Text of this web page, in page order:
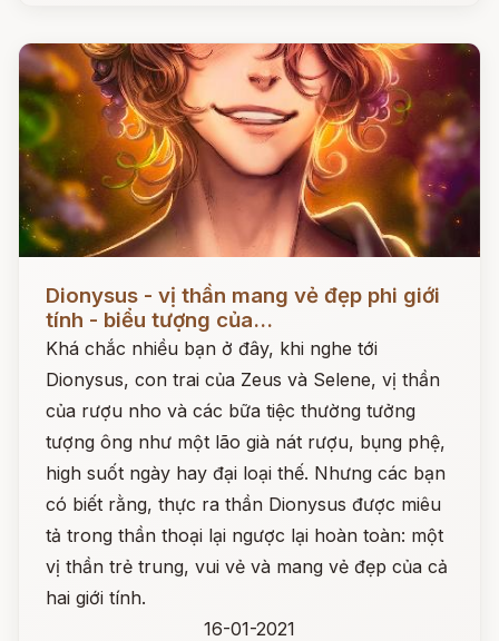
Dionysus - vị thần mang vẻ đẹp phi giới
tính - biểu tượng của...
Khá chắc nhiều bạn ở đây, khi nghe tới
Dionysus, con trai của Zeus và Selene, vị thần
của rượu nho và các bữa tiệc thường tưởng
tượng ông như một lão già nát rượu, bụng phệ,
high suốt ngày hay đại loại thế. Nhưng các bạn
có biết rằng, thực ra thần Dionysus được miêu
tả trong thần thoại lại ngược lại hoàn toàn: một
vị thần trẻ trung, vui vẻ và mang vẻ đẹp của cả
hai giới tính.
16-01-2021